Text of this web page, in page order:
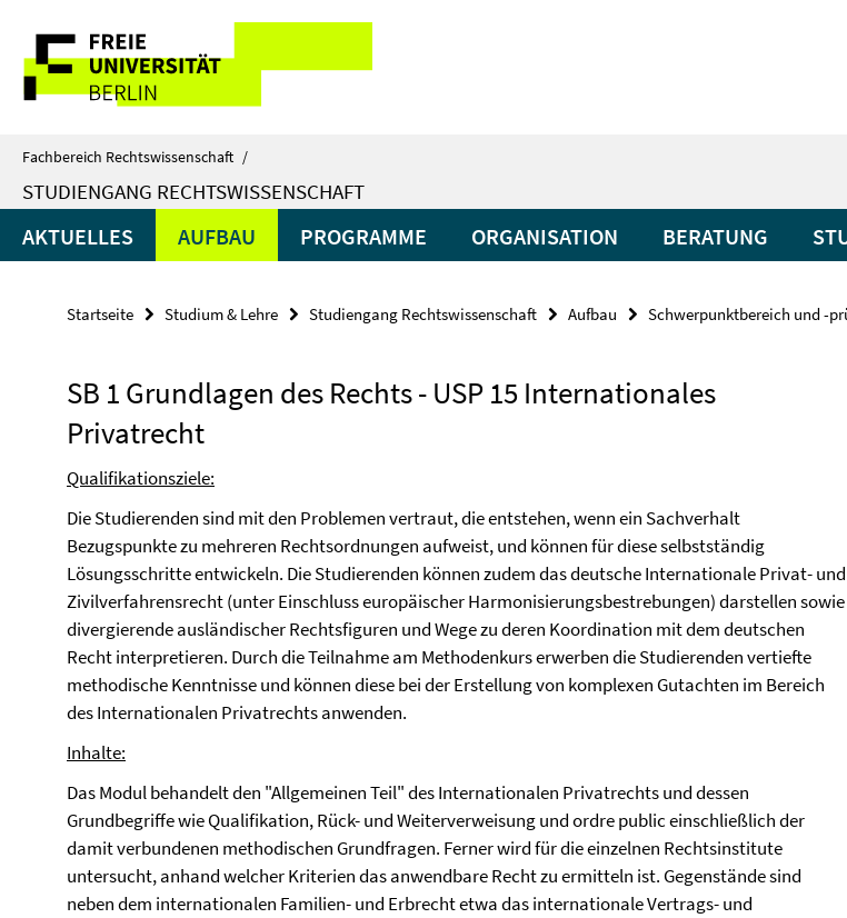
direkt
Inhalt
Service-
Navigation
Fachbereich Rechtswissenschaft /
STUDIENGANG RECHTSWISSENSCHAFT
AKTUELLES AUFBAU PROGRAMME ORGANISATION BERATUNG
Startseite Studium & Lehre Studiengang Rechtswissenschaft Aufbau Schwerpunktbereich und -
SB 1 Grundlagen des Rechts - USP 15 Internationales
Privatrecht
Qualifikationsziele:
Die Studierenden sind mit den Problemen vertraut, die entstehen, wenn ein Sachverhalt
Bezugspunkte zu mehreren Rechtsordnungen aufweist, und können für diese selbstständig
Lösungsschritte entwickeln. Die Studierenden können zudem das deutsche Internationale Privat- und
Zivilverfahrensrecht (unter Einschluss europäischer Harmonisierungsbestrebungen) darstellen sowie
divergierende ausländischer Rechtsfiguren und Wege zu deren Koordination mit dem deutschen
Recht interpretieren. Durch die Teilnahme am Methodenkurs erwerben die Studierenden vertiefte
methodische Kenntnisse und können diese bei der Erstellung von komplexen Gutachten im Bereich
des Internationalen Privatrechts anwenden.
Inhalte:
Das Modul behandelt den "Allgemeinen Teil" des Internationalen Privatrechts und dessen
Grundbegriffe wie Qualifikation, Rück- und Weiterverweisung und ordre public einschließlich der
damit verbundenen methodischen Grundfragen. Ferner wird für die einzelnen Rechtsinstitute
untersucht, anhand welcher Kriterien das anwendbare Recht zu ermitteln ist. Gegenstände sind
neben dem internationalen Familien- und Erbrecht etwa das internationale Vertrags- und